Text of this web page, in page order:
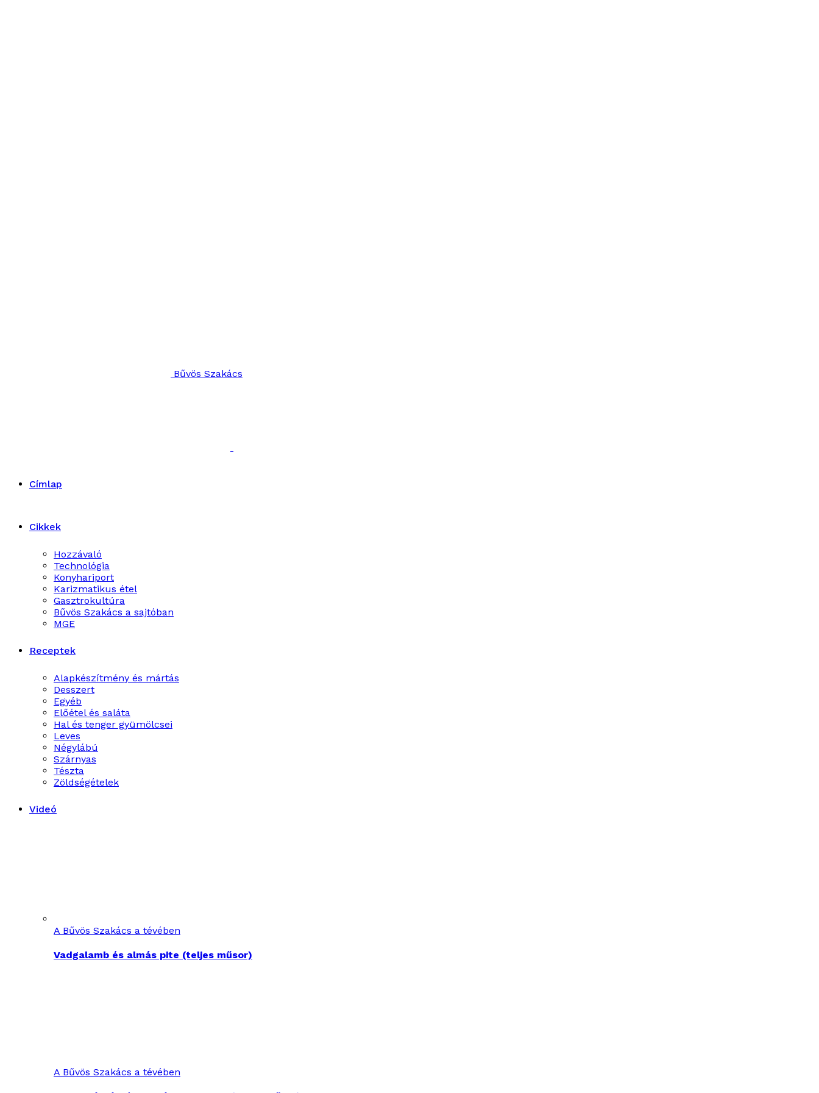
Bűvös Szakács
Címlap
Cikkek
Hozzávaló
Technológia
Konyhariport
Karizmatikus étel
Gasztrokultúra
Bűvös Szakács a sajtóban
MGE
Receptek
Alapkészítmény és mártás
Desszert
Egyéb
Előétel és saláta
Hal és tenger gyümölcsei
Leves
Négylábú
Szárnyas
Tészta
Zöldségételek
Videó
A Bűvös Szakács a tévében
Vadgalamb és almás pite (teljes műsor)
A Bűvös Szakács a tévében